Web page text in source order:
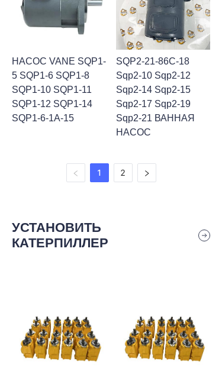
НАСОС VANE SQP1-
5 SQP1-6 SQP1-8
SQP1-10 SQP1-11
SQP1-12 SQP1-14
SQP1-6-1A-15
SQP2-21-86C-18
Sqp2-10 Sqp2-12
Sqp2-14 Sqp2-15
Sqp2-17 Sqp2-19
Sqp2-21 ВАННАЯ
НАСОС
1 2
УСТАНОВИТЬ
КАТЕРПИЛЛЕР